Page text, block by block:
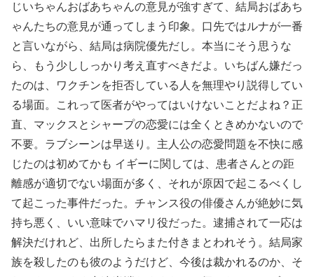
じいちゃんおばあちゃんの意見が強すぎて、結局おばあち
ゃんたちの意見が通ってしまう印象。口先ではルナが一番
と言いながら、結局は病院優先だし。本当にそう思うな
ら、もう少ししっかり考え直すべきだよ。いちばん嫌だっ
たのは、ワクチンを拒否している人を無理やり説得してい
る場面。これって医者がやってはいけないことだよね？正
直、マックスとシャープの恋愛には全くときめかないので
不要。ラブシーンは早送り。主人公の恋愛問題を不快に感
じたのは初めてかも イギーに関しては、患者さんとの距
離感が適切でない場面が多く、それが原因で起こるべくし
て起こった事件だった。チャンス役の俳優さんが絶妙に気
持ち悪く、いい意味でハマリ役だった。逮捕されて一応は
解決だけれど、出所したらまた付きまとわれそう。結局家
族を殺したのも彼のようだけど、今後は裁かれるのか、そ